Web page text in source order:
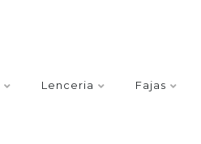
Lenceria Fajas